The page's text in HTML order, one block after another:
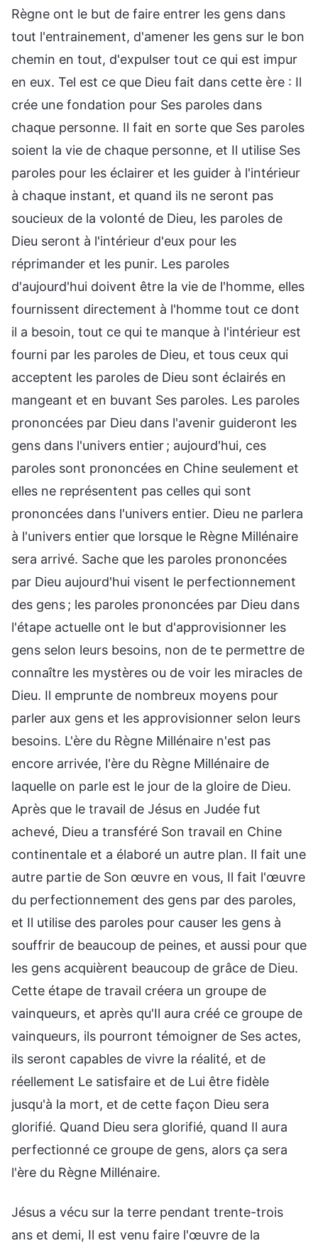
Règne ont le but de faire entrer les gens dans
tout l'entrainement, d'amener les gens sur le bon
chemin en tout, d'expulser tout ce qui est impur
en eux. Tel est ce que Dieu fait dans cette ère : Il
crée une fondation pour Ses paroles dans
chaque personne. Il fait en sorte que Ses paroles
soient la vie de chaque personne, et Il utilise Ses
paroles pour les éclairer et les guider à l'intérieur
à chaque instant, et quand ils ne seront pas
soucieux de la volonté de Dieu, les paroles de
Dieu seront à l'intérieur d'eux pour les
réprimander et les punir. Les paroles
d'aujourd'hui doivent être la vie de l'homme, elles
fournissent directement à l'homme tout ce dont
il a besoin, tout ce qui te manque à l'intérieur est
fourni par les paroles de Dieu, et tous ceux qui
acceptent les paroles de Dieu sont éclairés en
mangeant et en buvant Ses paroles. Les paroles
prononcées par Dieu dans l'avenir guideront les
gens dans l'univers entier ; aujourd'hui, ces
paroles sont prononcées en Chine seulement et
elles ne représentent pas celles qui sont
prononcées dans l'univers entier. Dieu ne parlera
à l'univers entier que lorsque le Règne Millénaire
sera arrivé. Sache que les paroles prononcées
par Dieu aujourd'hui visent le perfectionnement
des gens ; les paroles prononcées par Dieu dans
l'étape actuelle ont le but d'approvisionner les
gens selon leurs besoins, non de te permettre de
connaître les mystères ou de voir les miracles de
Dieu. Il emprunte de nombreux moyens pour
parler aux gens et les approvisionner selon leurs
besoins. L'ère du Règne Millénaire n'est pas
encore arrivée, l'ère du Règne Millénaire de
laquelle on parle est le jour de la gloire de Dieu.
Après que le travail de Jésus en Judée fut
achevé, Dieu a transféré Son travail en Chine
continentale et a élaboré un autre plan. Il fait une
autre partie de Son œuvre en vous, Il fait l'œuvre
du perfectionnement des gens par des paroles,
et Il utilise des paroles pour causer les gens à
souffrir de beaucoup de peines, et aussi pour que
les gens acquièrent beaucoup de grâce de Dieu.
Cette étape de travail créera un groupe de
vainqueurs, et après qu'Il aura créé ce groupe de
vainqueurs, ils pourront témoigner de Ses actes,
ils seront capables de vivre la réalité, et de
réellement Le satisfaire et de Lui être fidèle
jusqu'à la mort, et de cette façon Dieu sera
glorifié. Quand Dieu sera glorifié, quand Il aura
perfectionné ce groupe de gens, alors ça sera
l'ère du Règne Millénaire.
Jésus a vécu sur la terre pendant trente-trois
ans et demi, Il est venu faire l'œuvre de la